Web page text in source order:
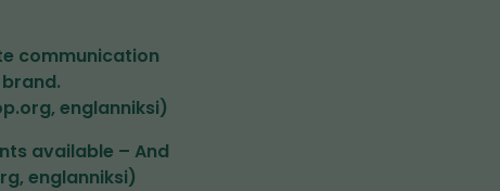
communication
englanniksi)
available – And
englanniksi)